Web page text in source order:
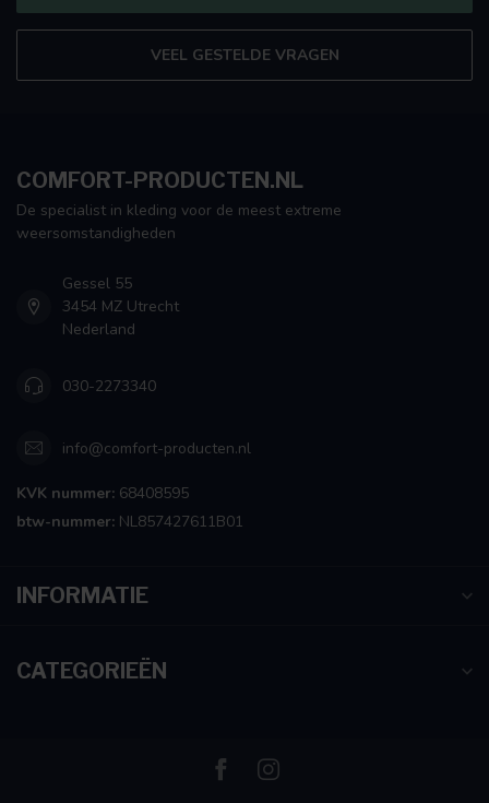
VEEL GESTELDE VRAGEN
COMFORT-PRODUCTEN.NL
De specialist in kleding voor de meest extreme
weersomstandigheden
Gessel 55
3454 MZ Utrecht
Nederland
030-2273340
info@comfort-producten.nl
KVK nummer: 68408595
btw-nummer: NL857427611B01
INFORMATIE
CATEGORIEËN